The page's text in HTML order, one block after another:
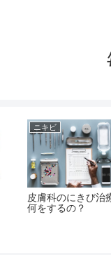
ニキビ
皮膚科のにきび治
何をするの？